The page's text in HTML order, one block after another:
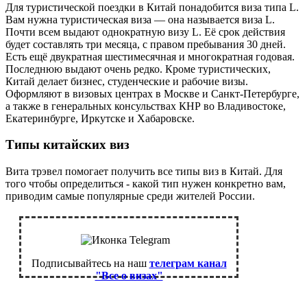
Для туристической поездки в Китай понадобится виза типа L.
Вам нужна туристическая виза — она называется виза L.
Почти всем выдают однократную визу L. Её срок действия
будет составлять три месяца, с правом пребывания 30 дней.
Есть ещё двукратная шестимесячная и многократная годовая.
Последнюю выдают очень редко. Кроме туристических,
Китай делает бизнес, студенческие и рабочие визы.
Оформляют в визовых центрах в Москве и Санкт-Петербурге,
а также в генеральных консульствах КНР во Владивостоке,
Екатеринбурге, Иркутске и Хабаровске.
Типы китайских виз
Вита трэвел помогает получить все типы виз в Китай. Для
того чтобы определиться - какой тип нужен конкретно вам,
приводим самые популярные среди жителей России.
Подписывайтесь на наш телеграм канал
"Все о визах"